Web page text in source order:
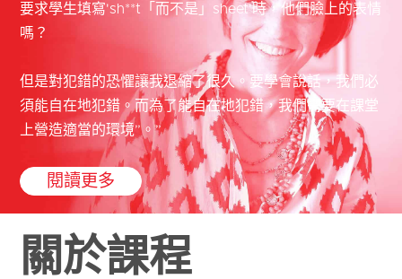
要求學生填寫'sh**t「而不是」sheet'時，他們臉上的表情
嗎？
但是對犯錯的恐懼讓我退縮了很久。要學會說話，我們必
須能自在地犯錯。而為了能自在地犯錯，我們需要在課堂
上營造適當的環境”。”
閱讀更多
關於課程